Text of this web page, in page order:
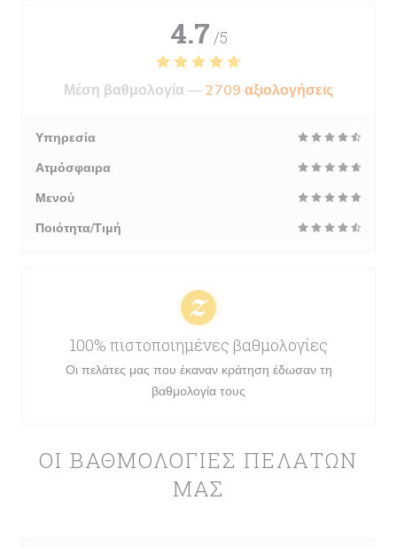
ΟΙ ΒΑΘΜΟΛΟΓΊΕΣ ΠΕΛΑΤΏΝ
ΜΑΣ
4.7 /5
Μέση βαθμολογία —2709 αξιολογήσεις
Υπηρεσία
Ατμόσφαιρα
Μενού
Ποιότητα/Τιμή
100% πιστοποιημένες βαθμολογίες
Οι πελάτες μας που έκαναν κράτηση έδωσαν τη
βαθμολογία τους